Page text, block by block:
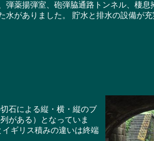
薬揚弾室、砲弾脇通路トンネル、棲息
がありました。 貯水と排水の設備が充
石による縦・横・縦のブ
がある）となっていま
ギリス積みの違いは終端